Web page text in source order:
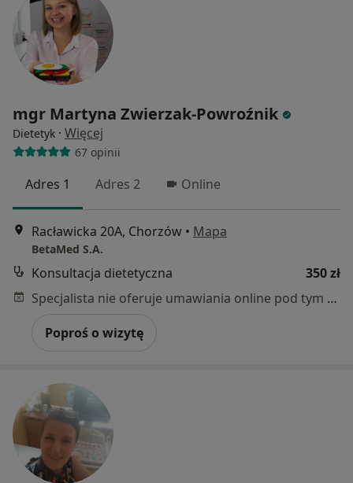
mgr Martyna Zwierzak-Powroźnik
Dietetyk · Więcej
67 opinii
Adres 1 Adres 2 Online
Racławicka 20A, Chorzów • Mapa
BetaMed S.A.
Konsultacja dietetyczna
350 zł
Specjalista nie oferuje umawiania online pod tym adresem.
Poproś o wizytę